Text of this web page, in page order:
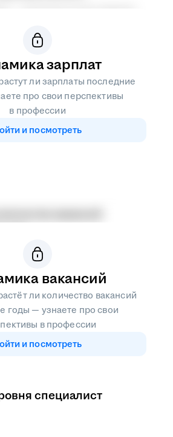
зарплат
ли зарплаты последние
про свои перспективы
в профессии
и посмотреть
вакансий
ли количество вакансий
годы — узнаете про свои
в профессии
и посмотреть
специалист